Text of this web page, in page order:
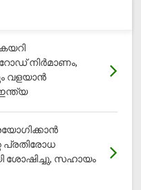
നിർമാണം,
വളയാൻ
പ്രതിരോധ
ശോഷിച്ചു, സഹായം